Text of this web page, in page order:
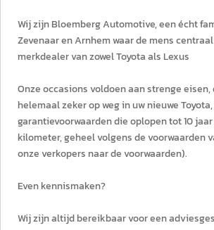
Wij zijn Bloemberg Automotive, een écht
Zevenaar en Arnhem waar de mens
merkdealer van zowel Toyota als Lexus
Onze occasions voldoen aan strenge
helemaal zeker op weg in uw nieuwe
garantievoorwaarden die oplopen tot 10
kilometer, geheel volgens de voorwaarden
onze verkopers naar de voorwaarden).
Even kennismaken?
Wij zijn altijd bereikbaar voor een